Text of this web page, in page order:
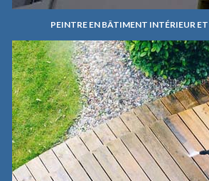
PEINTRE EN BÂTIMENT INTÉRIEUR